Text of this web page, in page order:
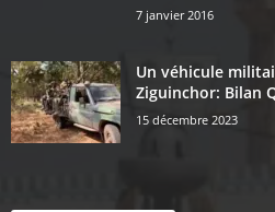
7 janvier 2016
Un véhicule
Ziguinchor: Bilan
15 décembre 2023